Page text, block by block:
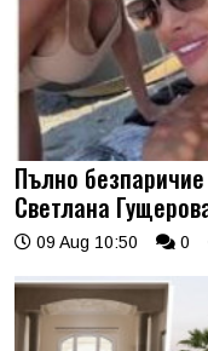
Пълно
Светлана
09 Aug 10:50 0